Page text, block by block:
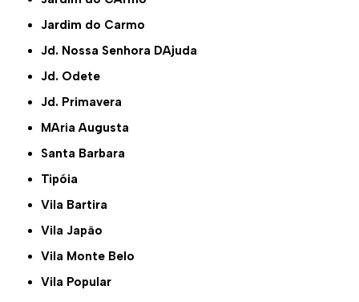
Jardim do Carmo
Jd. Nossa Senhora DAjuda
Jd. Odete
Jd. Primavera
MAria Augusta
Santa Barbara
Tipóia
Vila Bartira
Vila Japão
Vila Monte Belo
Vila Popular